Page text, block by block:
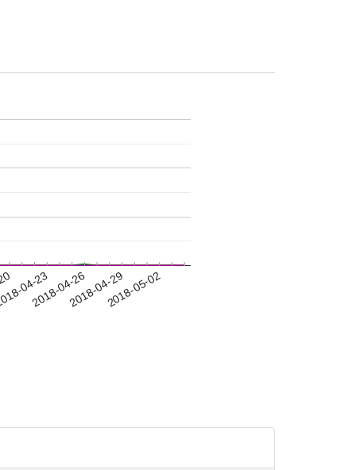
04-23
2018-04-262018-04-292018-05-02